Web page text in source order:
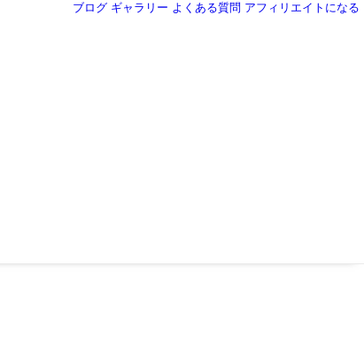
ブログ ギャラリー よくある質問 アフィリエイトになる